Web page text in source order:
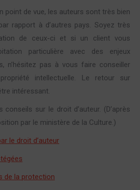
point de vue, les auteurs sont très bien
rapport à d’autres pays. Soyez très
de ceux-ci et si un client vous
particulière avec des enjeux
n’hésitez pas à vous faire conseiller
intellectuelle. Le retour sur
intéressant.
conseils sur le droit d’auteur. (D’après
par le ministère de la Culture.)
le droit d’auteur
de la protection